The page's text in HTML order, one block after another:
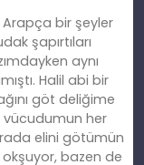
Arapça bir şeyler
şapırtıları
aynı
Halil abi bir
göt deliğime
vücudumun her
elini götümün
bazen de